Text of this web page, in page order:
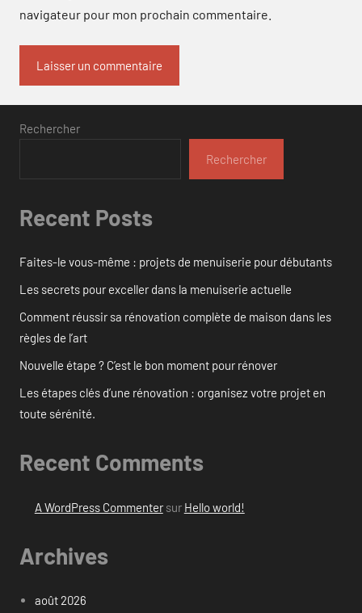
navigateur pour mon prochain commentaire.
Rechercher
Rechercher
Recent Posts
Faites-le vous-même : projets de menuiserie pour débutants
Les secrets pour exceller dans la menuiserie actuelle
Comment réussir sa rénovation complète de maison dans les
règles de l’art
Nouvelle étape ? C’est le bon moment pour rénover
Les étapes clés d’une rénovation : organisez votre projet en
toute sérénité.
Recent Comments
A WordPress Commentersur Hello world!
Archives
août 2026